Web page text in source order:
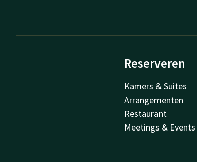
Reserveren
Kamers & Suites
Arrangementen
Restaurant
Meetings & Events